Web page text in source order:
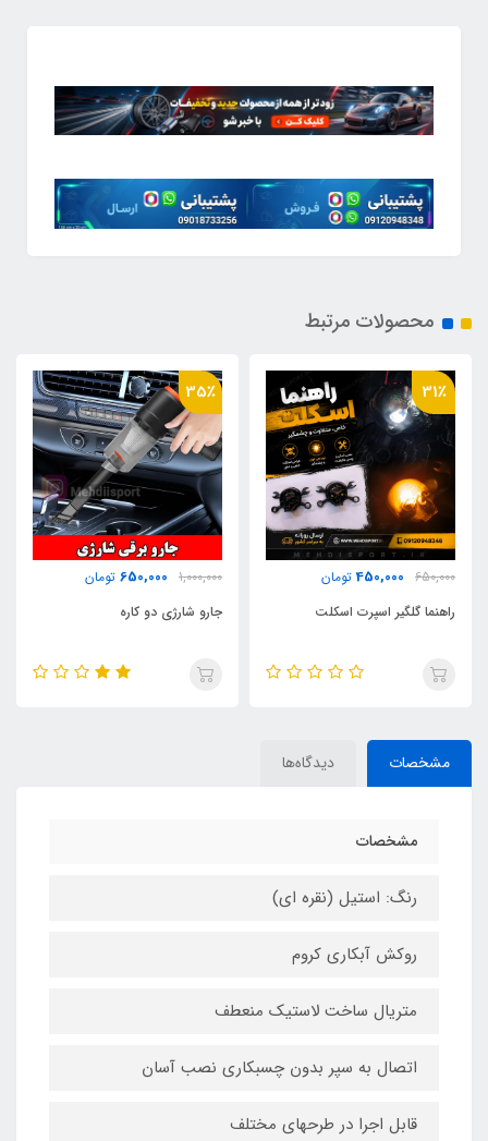
محصولات مرتبط
35٪
1,000,000
650,000 تومان
جارو شارژی دو کاره
24٪
650,000
500,000 تومان
کالرینگ چراغ عقب ** سورن **
مشخصات دیدگاه‌ها
مشخصات
رنگ: استیل (نقره ای)
روکش آبکاری کروم
متریال ساخت لاستیک منعطف
اتصال به سپر بدون چسبکاری نصب آسان
قابل اجرا در طرحهای مختلف